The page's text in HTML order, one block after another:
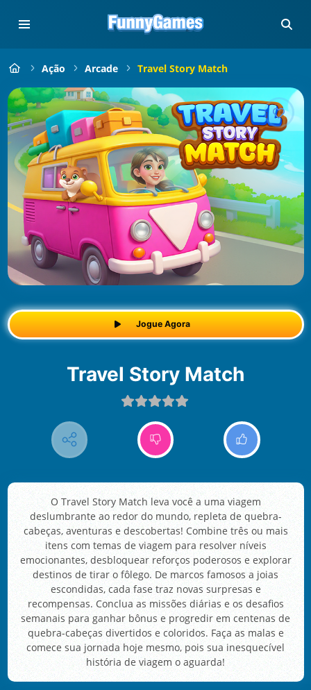
Ação Arcade Travel Story Match
Jogue Agora
Travel Story Match
O Travel Story Match leva você a uma viagem
deslumbrante ao redor do mundo, repleta de quebra-
cabeças, aventuras e descobertas! Combine três ou mais
itens com temas de viagem para resolver níveis
emocionantes, desbloquear reforços poderosos e explorar
destinos de tirar o fôlego. De marcos famosos a joias
escondidas, cada fase traz novas surpresas e
recompensas. Conclua as missões diárias e os desafios
semanais para ganhar bônus e progredir em centenas de
quebra-cabeças divertidos e coloridos. Faça as malas e
comece sua jornada hoje mesmo, pois sua inesquecível
história de viagem o aguarda!